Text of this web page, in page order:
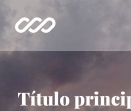
Título